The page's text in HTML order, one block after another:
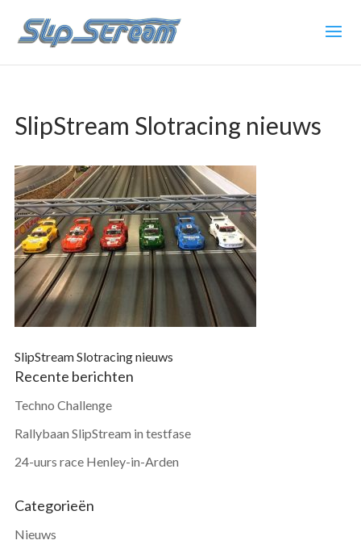
SlipStream Slotracing nieuws
SlipStream Slotracing nieuws
Recente berichten
Techno Challenge
Rallybaan SlipStream in testfase
24-uurs race Henley-in-Arden
Categorieën
Nieuws